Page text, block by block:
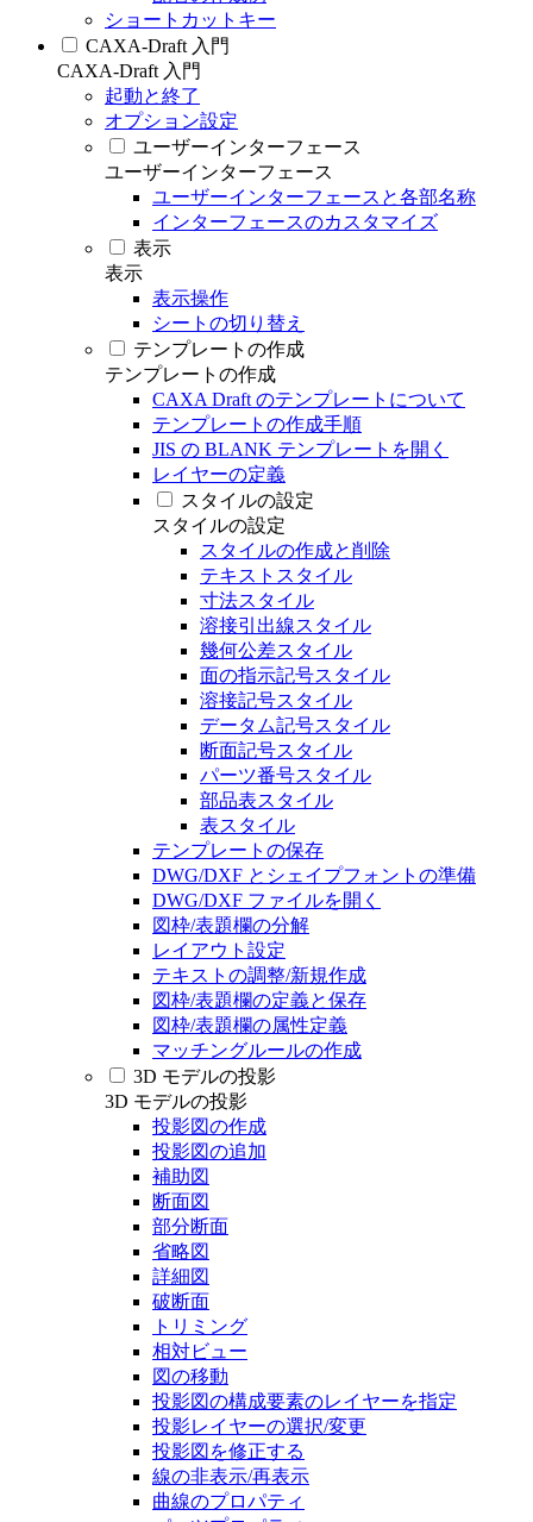
ショートカットキー
CAXA-Draft 入門
CAXA-Draft 入門
起動と終了
オプション設定
ユーザーインターフェース
ユーザーインターフェース
ユーザーインターフェースと各部名称
インターフェースのカスタマイズ
表示
表示
表示操作
シートの切り替え
テンプレートの作成
テンプレートの作成
CAXA Draft のテンプレートについて
テンプレートの作成手順
JIS の BLANK テンプレートを開く
レイヤーの定義
スタイルの設定
スタイルの設定
スタイルの作成と削除
テキストスタイル
寸法スタイル
溶接引出線スタイル
幾何公差スタイル
面の指示記号スタイル
溶接記号スタイル
データム記号スタイル
断面記号スタイル
パーツ番号スタイル
部品表スタイル
表スタイル
テンプレートの保存
DWG/DXF とシェイプフォントの準備
DWG/DXF ファイルを開く
図枠/表題欄の分解
レイアウト設定
テキストの調整/新規作成
図枠/表題欄の定義と保存
図枠/表題欄の属性定義
マッチングルールの作成
3D モデルの投影
3D モデルの投影
投影図の作成
投影図の追加
補助図
断面図
部分断面
省略図
詳細図
破断面
トリミング
相対ビュー
図の移動
投影図の構成要素のレイヤーを指定
投影レイヤーの選択/変更
投影図を修正する
線の非表示/再表示
曲線のプロパティ